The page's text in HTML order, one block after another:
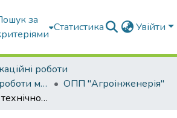
за
Статистика Увійти
роботи
Кваліфікаційні роботи магістрів
ОПП "Агроінженерія"
Удосконалення технічного контролю запасних частин сільськогосподарської техніки типу вал